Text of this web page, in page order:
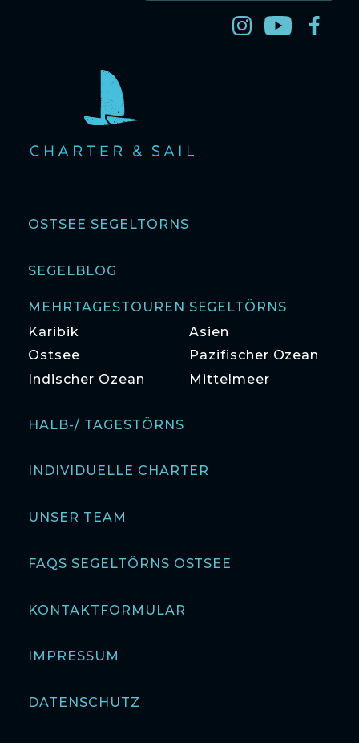
OSTSEE SEGELTÖRNS
SEGELBLOG
MEHRTAGESTOUREN SEGELTÖRNS
Karibik
Ostsee
Indischer Ozean
Asien
Pazifischer Ozean
Mittelmeer
HALB-/ TAGESTÖRNS
INDIVIDUELLE CHARTER
UNSER TEAM
FAQS SEGELTÖRNS OSTSEE
KONTAKTFORMULAR
IMPRESSUM
DATENSCHUTZ